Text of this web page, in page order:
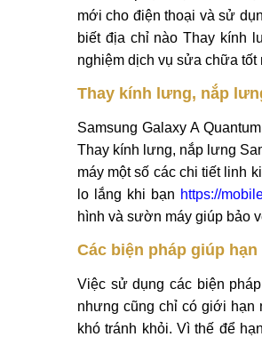
mới cho điện thoại và sử
biết địa chỉ nào Thay kính
nghiệm dịch vụ sửa chữa tốt
Thay kính lưng, nắp
Samsung Galaxy A
Thay kính lưng, nắp lưng
máy một số các chi tiết linh
lo lắng khi bạn https://
hình và sườn máy giúp bảo
Các biện pháp giúp
Việc sử dụng các biện
nhưng cũng chỉ có giới hạn
khó tránh khỏi. Vì thế để